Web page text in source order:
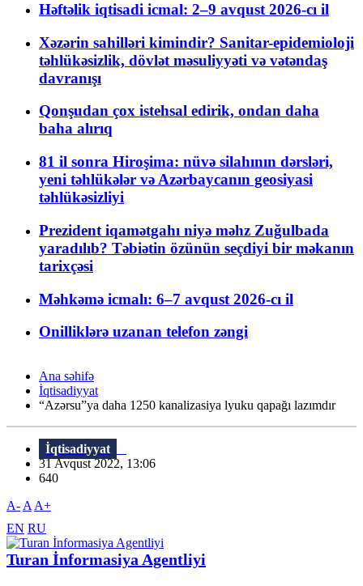
Həftəlik iqtisadi icmal: 2–9 avqust 2026-cı il
Xəzərin sahilləri kimindir? Sanitar-epidemioloji
təhlükəsizlik, dövlət məsuliyyəti və vətəndaş
davranışı
Qonşudan çox istehsal edirik, ondan daha
baha alırıq
81 il sonra Hiroşima: nüvə silahının dərsləri,
yeni təhlükələr və Azərbaycanın geosiyasi
təhlükəsizliyi
Prezident iqamətgahı niyə məhz Zuğulbada
yaradılıb? Təbiətin özünün seçdiyi bir məkanın
tarixçəsi
Məhkəmə icmalı: 6–7 avqust 2026-cı il
Onilliklərə uzanan telefon zəngi
Ana səhifə
İqtisadiyyat
“Azərsu”ya daha 1250 kanalizasiya lyuku qapağı lazımdır
İqtisadiyyat
31 Avqust 2022, 13:06
640
A- A A+
EN RU
Turan İnformasiya Agentliyi